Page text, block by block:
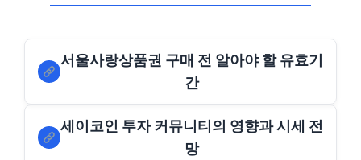
서울사랑상품권 구매 전 알아야 할 유효기
간
세이코인 투자 커뮤니티의 영향과 시세 전
망